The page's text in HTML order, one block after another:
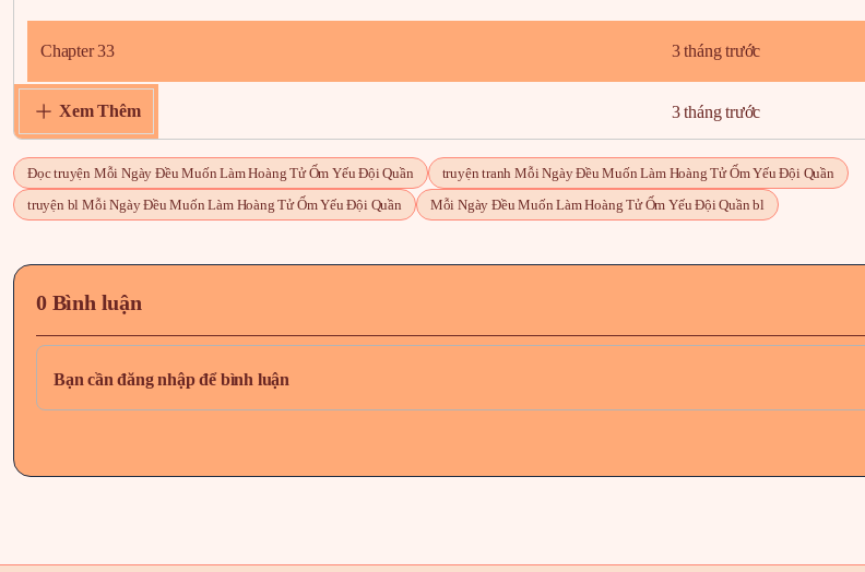
Chapter 33 3 tháng trước
Chapter 32 3 tháng trước
Chapter 31 3 tháng trước
Chapter 29
Chapter 26 3 tháng trước
Xem Thêm
Đọc truyện Mỗi Ngày Đều Muốn Làm Hoàng Tử Ốm Yếu Đội Quần
truyện tranh Mỗi Ngày Đều Muốn Làm Hoàng Tử Ốm Yếu Đội Quần
truyện bl Mỗi Ngày Đều Muốn Làm Hoàng Tử Ốm Yếu Đội Quần
Mỗi Ngày Đều Muốn Làm Hoàng Tử Ốm Yếu Đội Quần bl
0 Bình luận
Bạn cần đăng nhập để bình luận